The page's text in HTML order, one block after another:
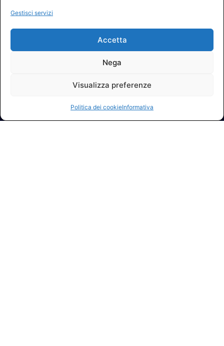
Gestisci servizi
Accetta
Nega
Visualizza preferenze
Politica dei cookieInformativa